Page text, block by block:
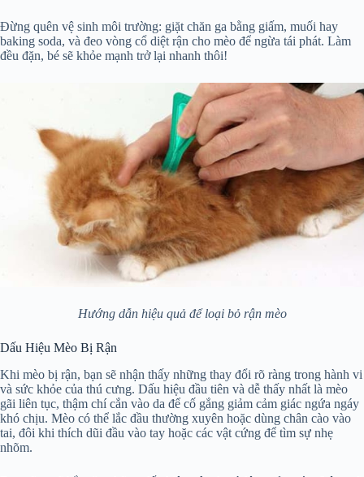
Đừng quên vệ sinh môi trường: giặt chăn ga bằng giấm, muối hay
baking soda, và đeo vòng cổ diệt rận cho mèo để ngừa tái phát. Làm
đều đặn, bé sẽ khỏe mạnh trở lại nhanh thôi!
Hướng dẫn hiệu quả để loại bỏ rận mèo
Dấu Hiệu Mèo Bị Rận
Khi mèo bị rận, bạn sẽ nhận thấy những thay đổi rõ ràng trong hành vi
và sức khỏe của thú cưng. Dấu hiệu đầu tiên và dễ thấy nhất là mèo
gãi liên tục, thậm chí cắn vào da để cố gắng giảm cảm giác ngứa ngáy
khó chịu. Mèo có thể lắc đầu thường xuyên hoặc dùng chân cào vào
tai, đôi khi thích dũi đầu vào tay hoặc các vật cứng để tìm sự nhẹ
nhõm.